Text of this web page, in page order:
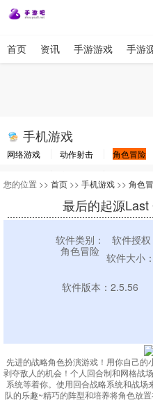
首页 资讯 手游游戏 手游
手机游戏
网络游戏 动作射击 角色冒险
您的位置 >> 首页 >> 手机游戏 >> 角色
最后的起源
软件类别：
角色冒险
软件授权
软件大小：
软件版本：2.5.56
先进的战略角色扮演游戏！用你自己
剥夺敌人的机会！个人回合制和网格战
系统等着你。使用回合战略系统和战
队的乐趣~精巧的阵型和培养将角色放